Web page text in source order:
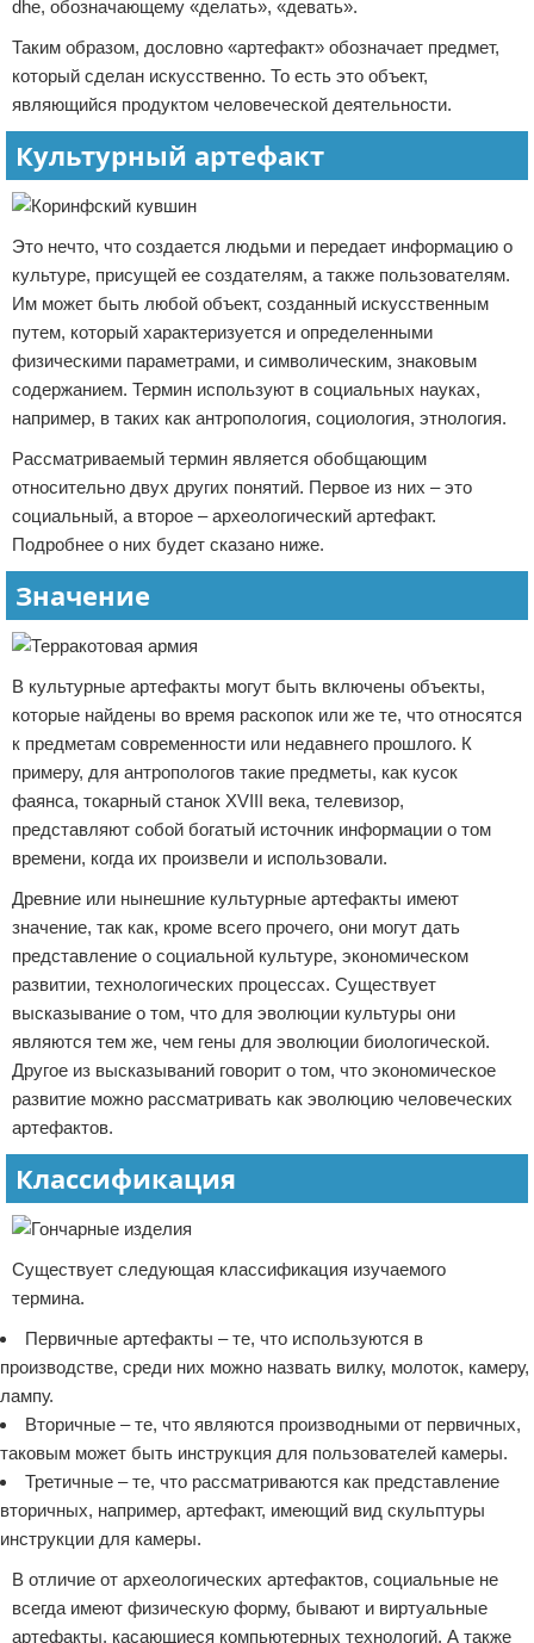
dhe, обозначающему «делать», «девать».
Таким образом, дословно «артефакт» обозначает предмет,
который сделан искусственно. То есть это объект,
являющийся продуктом человеческой деятельности.
Культурный артефакт
Это нечто, что создается людьми и передает информацию о
культуре, присущей ее создателям, а также пользователям.
Им может быть любой объект, созданный искусственным
путем, который характеризуется и определенными
физическими параметрами, и символическим, знаковым
содержанием. Термин используют в социальных науках,
например, в таких как антропология, социология, этнология.
Рассматриваемый термин является обобщающим
относительно двух других понятий. Первое из них – это
социальный, а второе – археологический артефакт.
Подробнее о них будет сказано ниже.
Значение
В культурные артефакты могут быть включены объекты,
которые найдены во время раскопок или же те, что относятся
к предметам современности или недавнего прошлого. К
примеру, для антропологов такие предметы, как кусок
фаянса, токарный станок XVIII века, телевизор,
представляют собой богатый источник информации о том
времени, когда их произвели и использовали.
Древние или нынешние культурные артефакты имеют
значение, так как, кроме всего прочего, они могут дать
представление о социальной культуре, экономическом
развитии, технологических процессах. Существует
высказывание о том, что для эволюции культуры они
являются тем же, чем гены для эволюции биологической.
Другое из высказываний говорит о том, что экономическое
развитие можно рассматривать как эволюцию человеческих
артефактов.
Классификация
Существует следующая классификация изучаемого
термина.
Первичные артефакты – те, что используются в
производстве, среди них можно назвать вилку, молоток, камеру,
лампу.
Вторичные – те, что являются производными от первичных,
таковым может быть инструкция для пользователей камеры.
Третичные – те, что рассматриваются как представление
вторичных, например, артефакт, имеющий вид скульптуры
инструкции для камеры.
В отличие от археологических артефактов, социальные не
всегда имеют физическую форму, бывают и виртуальные
артефакты, касающиеся компьютерных технологий. А также